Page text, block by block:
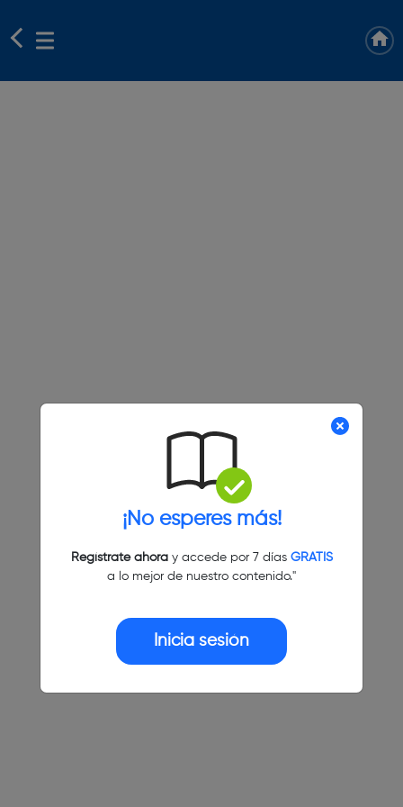
¡No esperes más!
Regístrate ahoray accede por 7 días GRATIS
a lo mejor de nuestro contenido."
Inicia sesión